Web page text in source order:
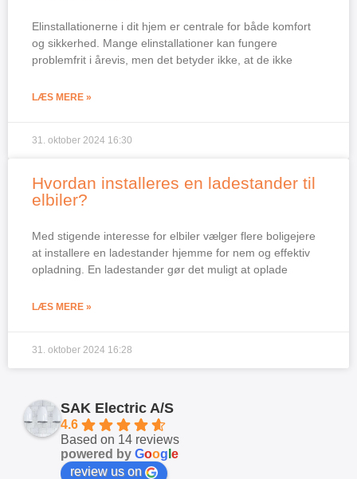
Elinstallationerne i dit hjem er centrale for både komfort
og sikkerhed. Mange elinstallationer kan fungere
problemfrit i årevis, men det betyder ikke, at de ikke
LÆS MERE »
31. oktober 2024 16:30
Hvordan installeres en ladestander til
elbiler?
Med stigende interesse for elbiler vælger flere boligejere
at installere en ladestander hjemme for nem og effektiv
opladning. En ladestander gør det muligt at oplade
LÆS MERE »
31. oktober 2024 16:28
SAK Electric A/S
4.6
Based on 14 reviews
powered by Goog e
review us on